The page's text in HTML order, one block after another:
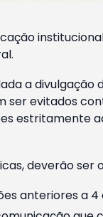
a
evitados
estritamente
deverão ser
anteriores a